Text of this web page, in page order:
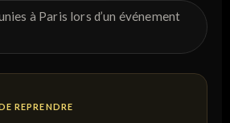
à Paris lors d’un événement
REPRENDRE